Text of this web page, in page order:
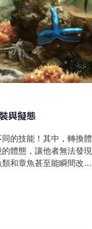
與擬態
的技能！其中，轉換體
體態，讓他者無法發現
和章魚甚至能瞬間改變
動物會模仿成凶猛或有
反其道而行，將自己偽